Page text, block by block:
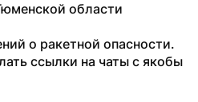
области
о ракетной опасности.
ссылки на чаты с якобы